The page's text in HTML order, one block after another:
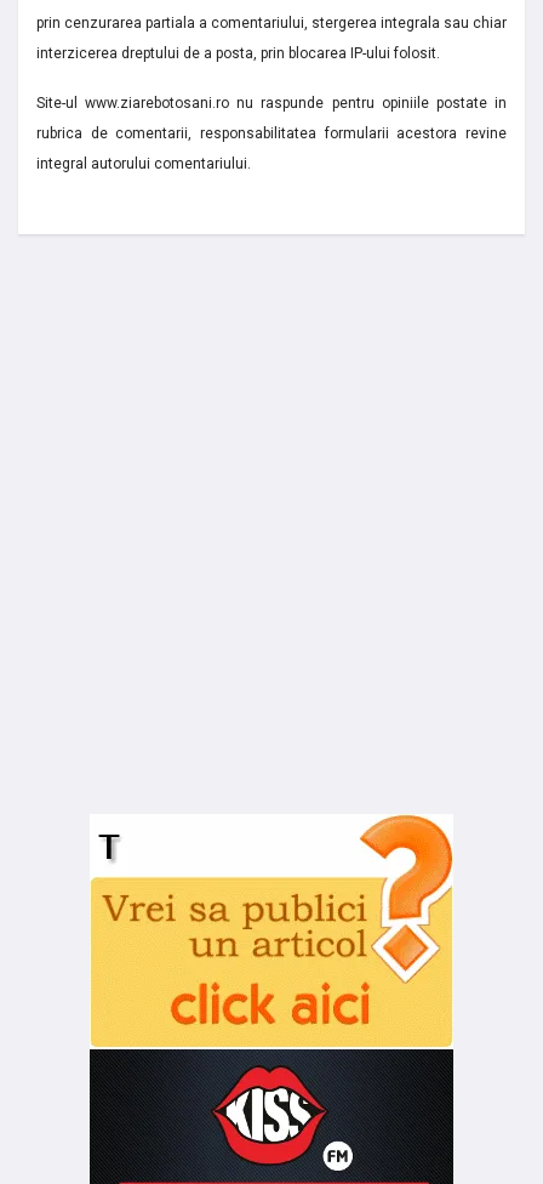
prin cenzurarea partiala a comentariului, stergerea integrala sau chiar
interzicerea dreptului de a posta, prin blocarea IP-ului folosit.
Site-ul www.ziarebotosani.ro nu raspunde pentru opiniile postate in
rubrica de comentarii, responsabilitatea formularii acestora revine
integral autorului comentariului.